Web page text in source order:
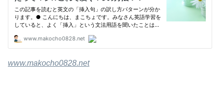
www.makocho0828.net